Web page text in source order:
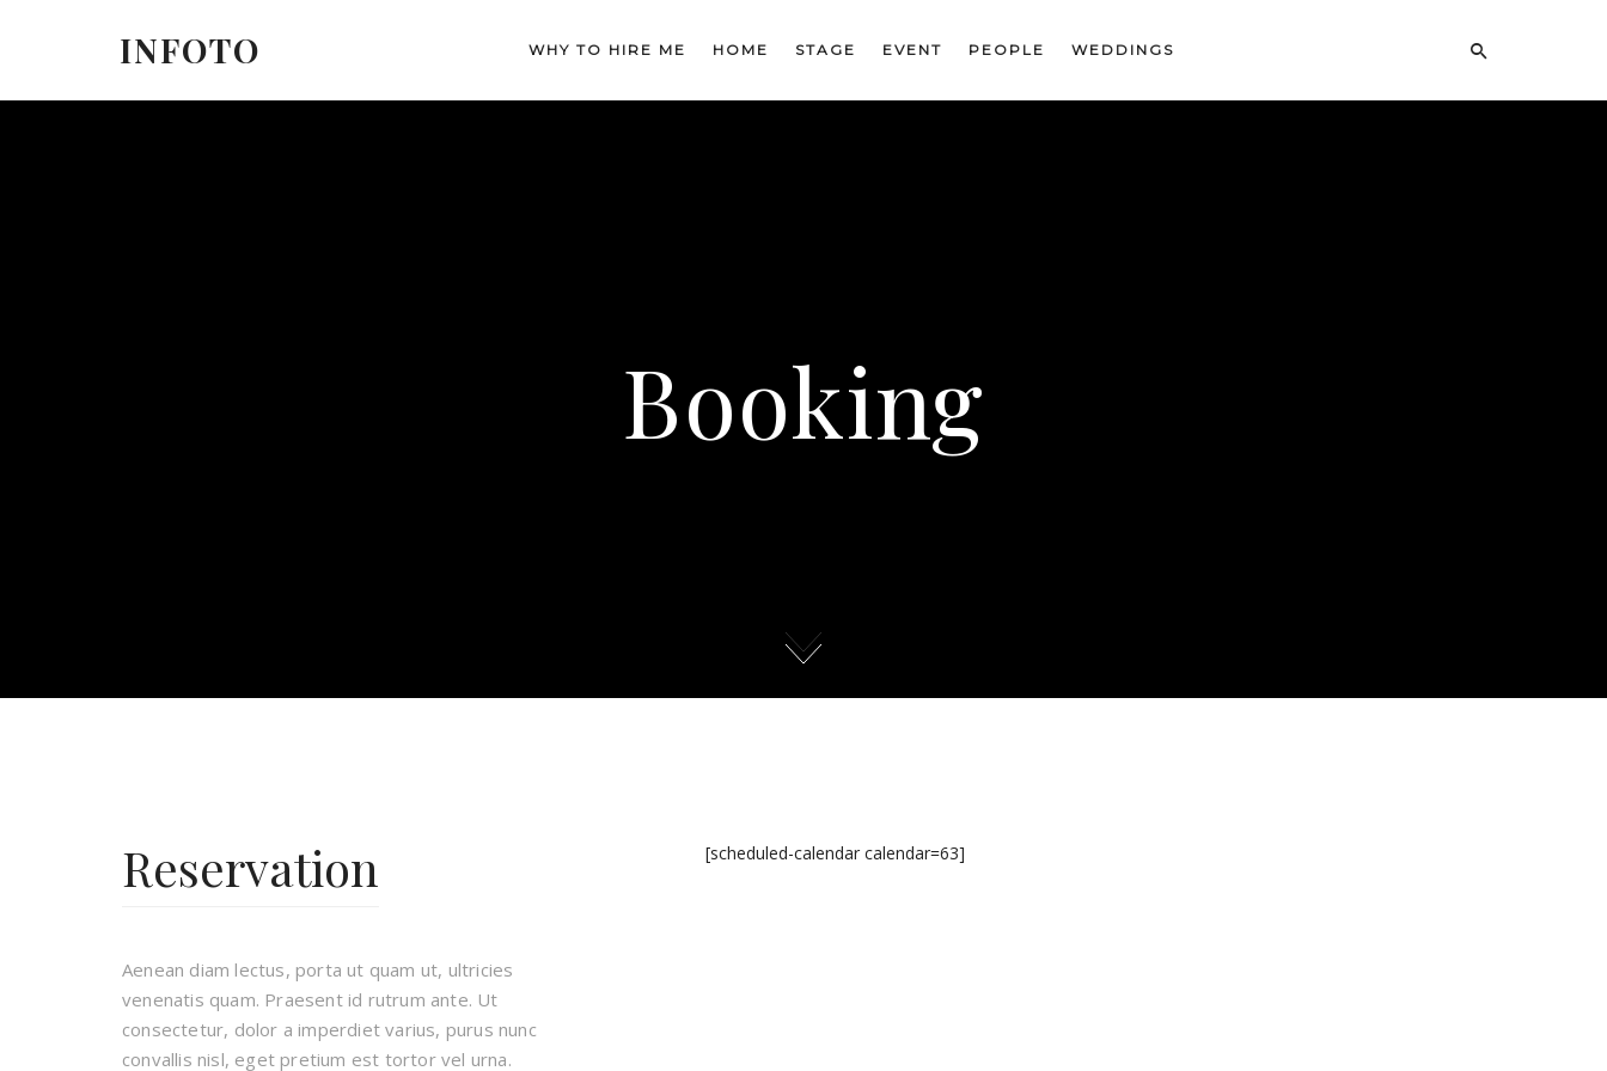
INFOTO WHY TO HIRE ME HOME STAGE EVENT PEOPLE WEDDINGS
Booking
Reservation
Aenean diam lectus, porta ut quam ut, ultricies
venenatis quam. Praesent id rutrum ante. Ut
consectetur, dolor a imperdiet varius, purus nunc
convallis nisl, eget pretium est tortor vel urna.
[scheduled-calendar calendar=63]